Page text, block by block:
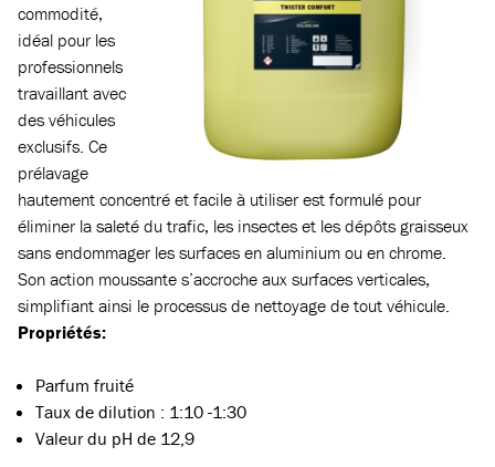
commodité,
idéal pour les
professionnels
travaillant avec
des véhicules
exclusifs. Ce
prélavage
hautement concentré et facile à utiliser est formulé pour
éliminer la saleté du trafic, les insectes et les dépôts graisseux
sans endommager les surfaces en aluminium ou en chrome.
Son action moussante s’accroche aux surfaces verticales,
simplifiant ainsi le processus de nettoyage de tout véhicule.
Propriétés:
Parfum fruité
Taux de dilution : 1:10 -1:30
Valeur du pH de 12,9